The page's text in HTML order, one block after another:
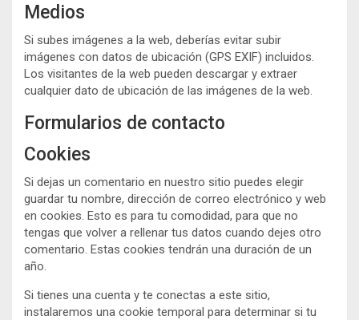
Medios
Si subes imágenes a la web, deberías evitar subir
imágenes con datos de ubicación (GPS EXIF) incluidos.
Los visitantes de la web pueden descargar y extraer
cualquier dato de ubicación de las imágenes de la web.
Formularios de contacto
Cookies
Si dejas un comentario en nuestro sitio puedes elegir
guardar tu nombre, dirección de correo electrónico y web
en cookies. Esto es para tu comodidad, para que no
tengas que volver a rellenar tus datos cuando dejes otro
comentario. Estas cookies tendrán una duración de un
año.
Si tienes una cuenta y te conectas a este sitio,
instalaremos una cookie temporal para determinar si tu